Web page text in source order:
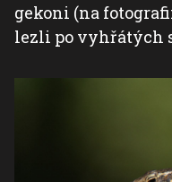
gekoni (na
lezli po vyhřátých